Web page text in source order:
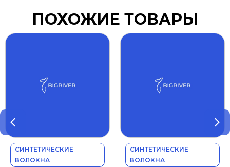
ПОХОЖИЕ ТОВАРЫ
СИНТЕТИЧЕСКИЕ
ВОЛОКНА
СИНТЕТИЧЕСКИЕ
ВОЛОКНА